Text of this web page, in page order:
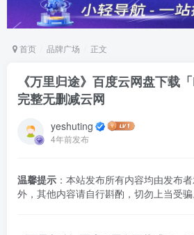
首页 品牌广场 正文
《万里归途》百度云网盘下载
完整无删减云网
yeshuting
4年前发布
温馨提示 ：本站发布所有内容均由发布
外，其他内容请自行斟酌，切勿上当受骗